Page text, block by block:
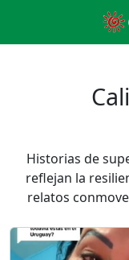
Historias de
reflejan la
relatos